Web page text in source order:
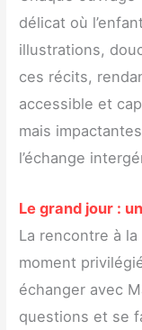
délicat où
illustrations,
ces récits,
accessible et
mais
l’échange
Le grand jour :
La rencontre à
moment
échanger avec
questions et se